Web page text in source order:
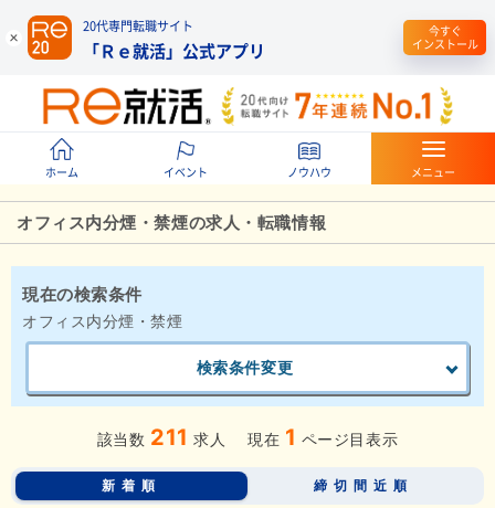
20代専門転職サイト
「Ｒｅ就活」公式アプリ
今すぐ
インストール
ホーム イベント ノウハウ メニュー
オフィス内分煙・禁煙の求人・転職情報
現在の検索条件
オフィス内分煙・禁煙
検索条件変更
該当数 211 求人 現在 1 ページ目表示
新着順 締切間近順